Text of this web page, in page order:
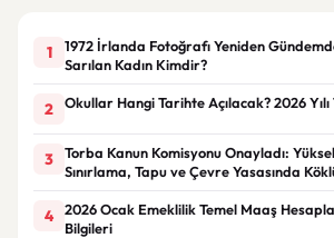
1
1972 İrlanda Fotoğrafı Yeniden
Sarılan Kadın Kimdir?
2 Okullar Hangi Tarihte Açılacak? 2026
3
Torba Kanun Komisyonu Onayladı:
Sınırlama, Tapu ve Çevre Yasasında
4
2026 Ocak Emeklilik Temel Maaş
Bilgileri